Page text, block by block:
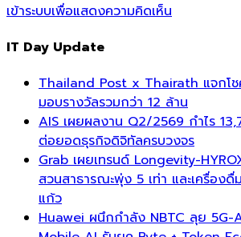
เข้าระบบเพื่อแสดงความคิดเห็น
IT Day Update
Thailand Post x Thairath แจกโ
มอบรางวัลรวมกว่า 12 ล้าน
AIS เผยผลงาน Q2/2569 กำไร
ต่อยอดธุรกิจดิจิทัลครบวงจร
Grab เผยเทรนด์ Longevity-
สวนสาธารณะพุ่ง 5 เท่า และเครื่อง
แก้ว
Huawei ผนึกกำลัง NBTC ลุย 5G-